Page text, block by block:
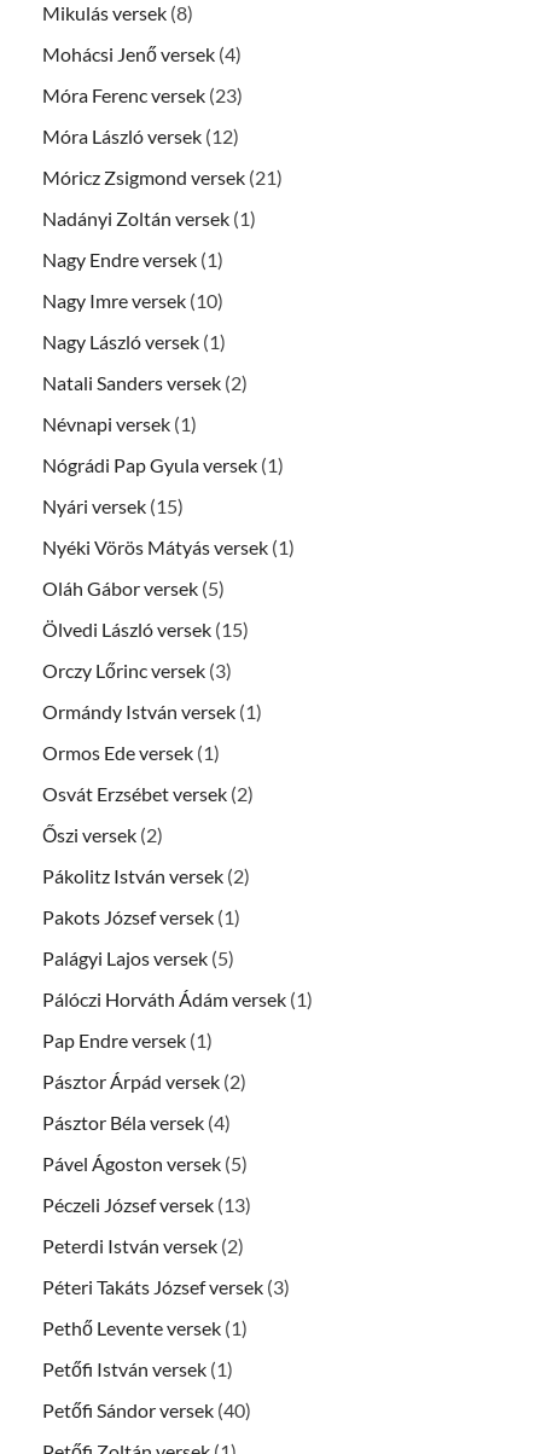
Mikulás versek (8)
Mohácsi Jenő versek (4)
Móra Ferenc versek (23)
Móra László versek (12)
Móricz Zsigmond versek (21)
Nadányi Zoltán versek (1)
Nagy Endre versek (1)
Nagy Imre versek (10)
Nagy László versek (1)
Natali Sanders versek (2)
Névnapi versek (1)
Nógrádi Pap Gyula versek (1)
Nyári versek (15)
Nyéki Vörös Mátyás versek (1)
Oláh Gábor versek (5)
Ölvedi László versek (15)
Orczy Lőrinc versek (3)
Ormándy István versek (1)
Ormos Ede versek (1)
Osvát Erzsébet versek (2)
Őszi versek (2)
Pákolitz István versek (2)
Pakots József versek (1)
Palágyi Lajos versek (5)
Pálóczi Horváth Ádám versek (1)
Pap Endre versek (1)
Pásztor Árpád versek (2)
Pásztor Béla versek (4)
Pável Ágoston versek (5)
Péczeli József versek (13)
Peterdi István versek (2)
Péteri Takáts József versek (3)
Pethő Levente versek (1)
Petőfi István versek (1)
Petőfi Sándor versek (40)